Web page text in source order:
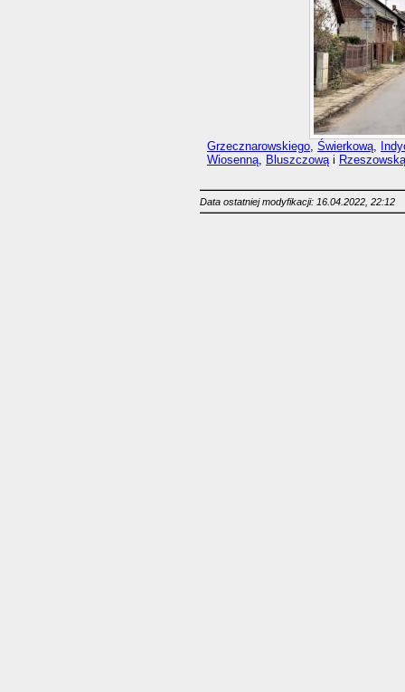
Grzecznarowskiego, Świerkową,
Wiosenną, Bluszczowąi Rzeszowską
Data ostatniej modyfikacji: 16.04.2022, 22:12